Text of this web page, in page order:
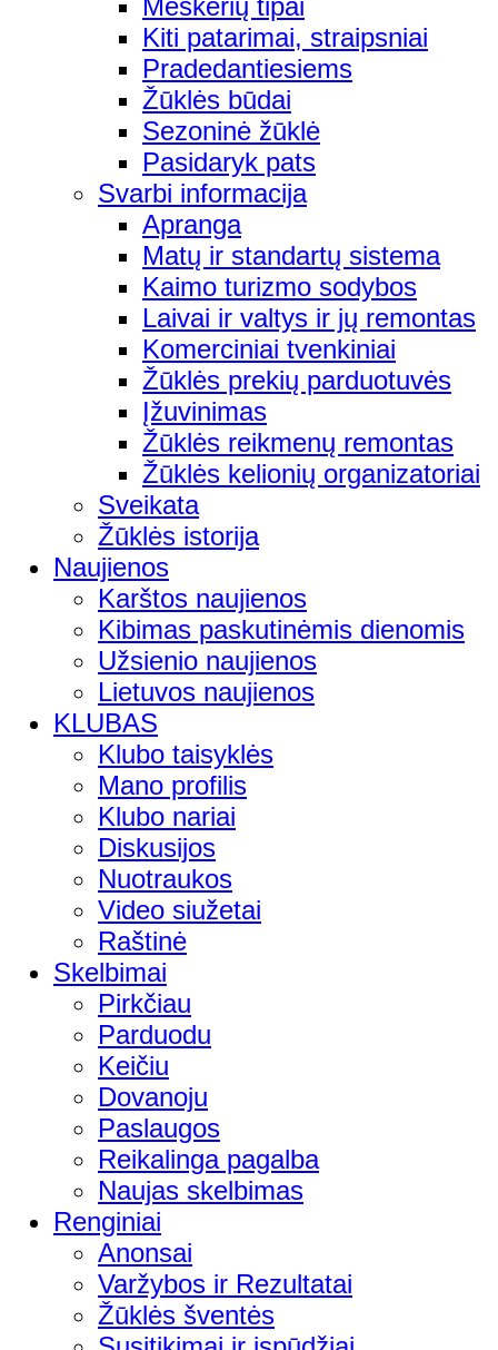
Kiti patarimai, straipsniai
Pradedantiesiems
Žūklės būdai
Sezoninė žūklė
Pasidaryk pats
Svarbi informacija
Apranga
Matų ir standartų sistema
Kaimo turizmo sodybos
Laivai ir valtys ir jų remontas
Komerciniai tvenkiniai
Žūklės prekių parduotuvės
Įžuvinimas
Žūklės reikmenų remontas
Žūklės kelionių organizatoriai
Sveikata
Žūklės istorija
Naujienos
Karštos naujienos
Kibimas paskutinėmis dienomis
Užsienio naujienos
Lietuvos naujienos
KLUBAS
Klubo taisyklės
Mano profilis
Klubo nariai
Diskusijos
Nuotraukos
Video siužetai
Raštinė
Skelbimai
Pirkčiau
Parduodu
Keičiu
Dovanoju
Paslaugos
Reikalinga pagalba
Naujas skelbimas
Renginiai
Anonsai
Varžybos ir Rezultatai
Žūklės šventės